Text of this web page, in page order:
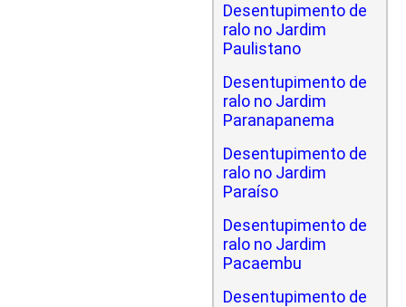
Desentupimento de
ralo no Jardim
Paulistano
Desentupimento de
ralo no Jardim
Paranapanema
Desentupimento de
ralo no Jardim
Paraíso
Desentupimento de
ralo no Jardim
Pacaembu
Desentupimento de